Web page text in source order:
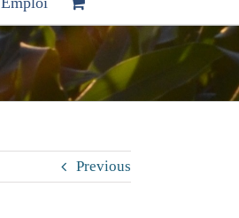
Previous